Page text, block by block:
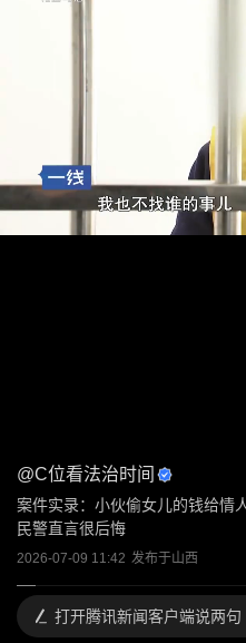
@C位看法治时间
案件实录：小伙偷女儿的钱给情
民警直言很后悔
2026-07-09 11:42 发布于山西
打开腾讯新闻客户端说两句